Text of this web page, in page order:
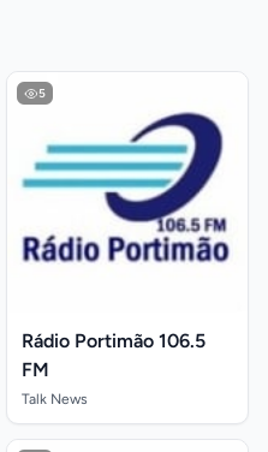
5
Rádio Portimão 106.5
FM
Talk News